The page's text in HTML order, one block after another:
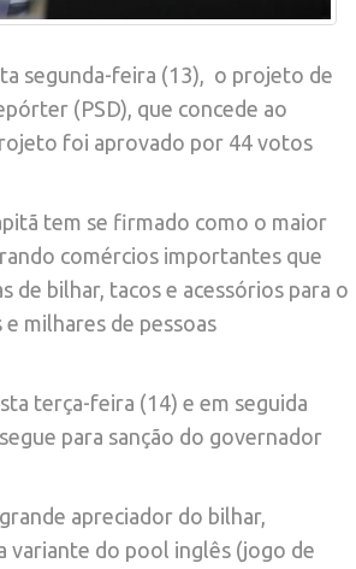
segunda-feira (13), o projeto de
(PSD), que concede ao
foi aprovado por 44 votos
tem se firmado como o maior
comércios importantes que
de bilhar, tacos e acessórios para o
milhares de pessoas
terça-feira (14) e em seguida
para sanção do governador
apreciador do bilhar,
variante do pool inglês (jogo de